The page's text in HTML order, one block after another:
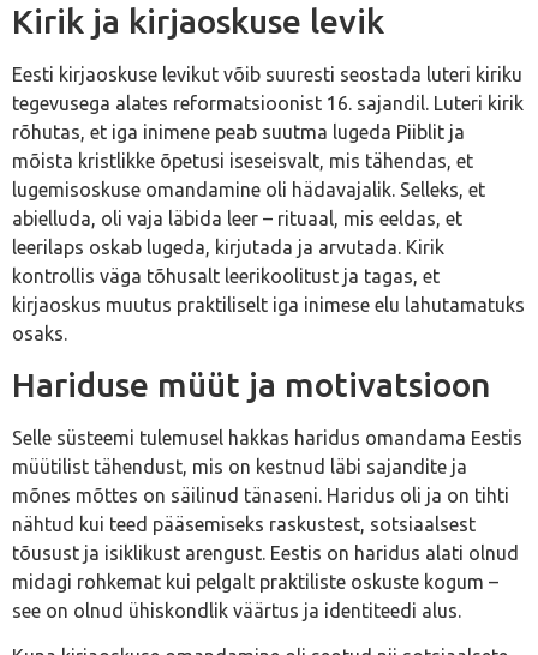
Kirik ja kirjaoskuse levik
Eesti kirjaoskuse levikut võib suuresti seostada luteri kiriku
tegevusega alates reformatsioonist 16. sajandil. Luteri kirik
rõhutas, et iga inimene peab suutma lugeda Piiblit ja
mõista kristlikke õpetusi iseseisvalt, mis tähendas, et
lugemisoskuse omandamine oli hädavajalik. Selleks, et
abielluda, oli vaja läbida leer – rituaal, mis eeldas, et
leerilaps oskab lugeda, kirjutada ja arvutada. Kirik
kontrollis väga tõhusalt leerikoolitust ja tagas, et
kirjaoskus muutus praktiliselt iga inimese elu lahutamatuks
osaks.
Hariduse müüt ja motivatsioon
Selle süsteemi tulemusel hakkas haridus omandama Eestis
müütilist tähendust, mis on kestnud läbi sajandite ja
mõnes mõttes on säilinud tänaseni. Haridus oli ja on tihti
nähtud kui teed pääsemiseks raskustest, sotsiaalsest
tõusust ja isiklikust arengust. Eestis on haridus alati olnud
midagi rohkemat kui pelgalt praktiliste oskuste kogum –
see on olnud ühiskondlik väärtus ja identiteedi alus.